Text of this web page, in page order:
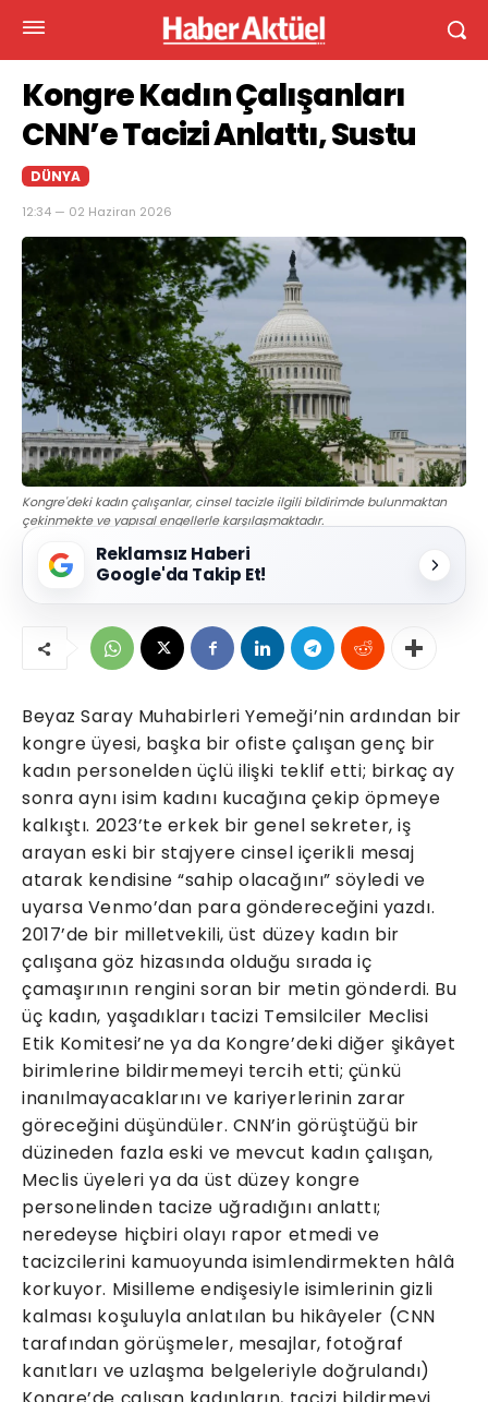
Kongre Kadın Çalışanları
CNN’e Tacizi Anlattı, Sustu
DÜNYA
12:34 — 02 Haziran 2026
Kongre'deki kadın çalışanlar, cinsel tacizle ilgili bildirimde bulunmaktan
çekinmekte ve yapısal engellerle karşılaşmaktadır.
Reklamsız Haberi
Google'da Takip Et!
Beyaz Saray Muhabirleri Yemeği’nin ardından bir
kongre üyesi, başka bir ofiste çalışan genç bir
kadın personelden üçlü ilişki teklif etti; birkaç ay
sonra aynı isim kadını kucağına çekip öpmeye
kalkıştı. 2023’te erkek bir genel sekreter, iş
arayan eski bir stajyere cinsel içerikli mesaj
atarak kendisine “sahip olacağını” söyledi ve
uyarsa Venmo’dan para göndereceğini yazdı.
2017’de bir milletvekili, üst düzey kadın bir
çalışana göz hizasında olduğu sırada iç
çamaşırının rengini soran bir metin gönderdi. Bu
üç kadın, yaşadıkları tacizi Temsilciler Meclisi
Etik Komitesi’ne ya da Kongre’deki diğer şikâyet
birimlerine bildirmemeyi tercih etti; çünkü
inanılmayacaklarını ve kariyerlerinin zarar
göreceğini düşündüler. CNN’in görüştüğü bir
düzineden fazla eski ve mevcut kadın çalışan,
Meclis üyeleri ya da üst düzey kongre
personelinden tacize uğradığını anlattı;
neredeyse hiçbiri olayı rapor etmedi ve
tacizcilerini kamuoyunda isimlendirmekten hâlâ
korkuyor. Misilleme endişesiyle isimlerinin gizli
kalması koşuluyla anlatılan bu hikâyeler (CNN
tarafından görüşmeler, mesajlar, fotoğraf
kanıtları ve uzlaşma belgeleriyle doğrulandı)